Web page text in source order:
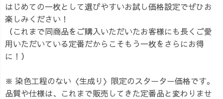
はじめての一枚として選びやすいお試し価格設定でぜひお
楽しみください！
（これまで同商品をご購入いただいたお客様にも長くご愛
用いただいている定番だからこそもう一枚をさらにお得
に！）
※ 染色工程のない〈生成り〉限定のスターター価格です。
品質や仕様は、これまで販売してきた定番品と変わりませ